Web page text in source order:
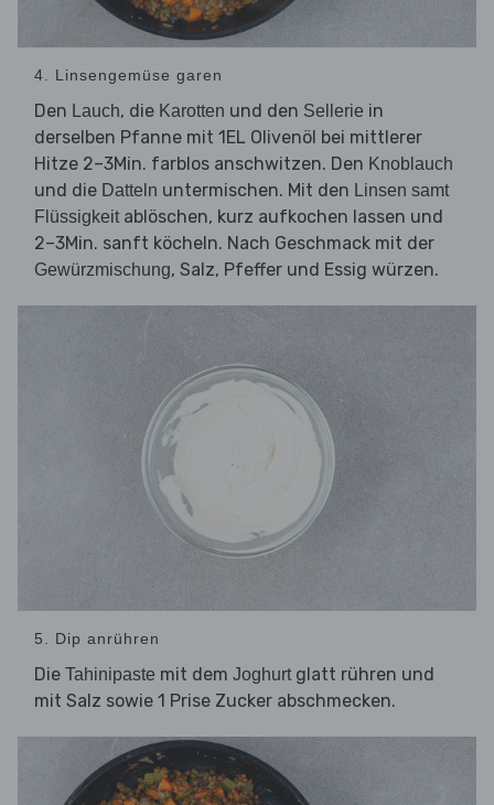
4. Linsengemüse garen
Den Lauch, die Karotten und den Sellerie in
derselben Pfanne mit 1EL Olivenöl bei mittlerer
Hitze 2–3Min. farblos anschwitzen. Den Knoblauch
und die Datteln untermischen. Mit den Linsen samt
Flüssigkeit ablöschen, kurz aufkochen lassen und
2–3Min. sanft köcheln. Nach Geschmack mit der
Gewürzmischung, Salz, Pfeffer und Essig würzen.
5. Dip anrühren
Die Tahinipaste mit dem Joghurtglatt rühren und
mit Salz sowie 1 Prise Zucker abschmecken.